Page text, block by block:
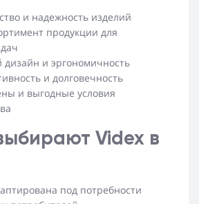
и надежность изделий
продукции для
и эргономичность
и долговечность
и выгодные условия
Videx в
под потребности